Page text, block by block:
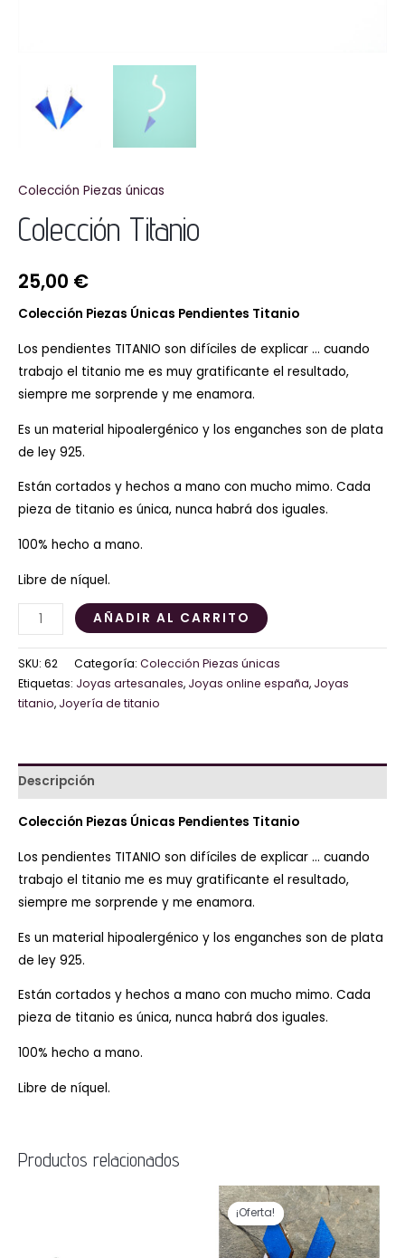
Colección Piezas únicas
Colección Titanio
25,00 €
Colección Piezas Únicas Pendientes Titanio
Los pendientes TITANIO son difíciles de explicar … cuando
trabajo el titanio me es muy gratificante el resultado,
siempre me sorprende y me enamora.
Es un material hipoalergénico y los enganches son de plata
de ley 925.
Están cortados y hechos a mano con mucho mimo. Cada
pieza de titanio es única, nunca habrá dos iguales.
100% hecho a mano.
Libre de níquel.
AÑADIR AL CARRITO
SKU: 62 Categoría: Colección Piezas únicas
Etiquetas: Joyas artesanales, Joyas online españa, Joyas
titanio, Joyería de titanio
Descripción
Colección Piezas Únicas Pendientes Titanio
Los pendientes TITANIO son difíciles de explicar … cuando
trabajo el titanio me es muy gratificante el resultado,
siempre me sorprende y me enamora.
Es un material hipoalergénico y los enganches son de plata
de ley 925.
Están cortados y hechos a mano con mucho mimo. Cada
pieza de titanio es única, nunca habrá dos iguales.
100% hecho a mano.
Libre de níquel.
Productos relacionados
¡Oferta!
¡Oferta!
El
precio
original
era:
18,00 €.
El
precio
actual
es:
12,00 €.